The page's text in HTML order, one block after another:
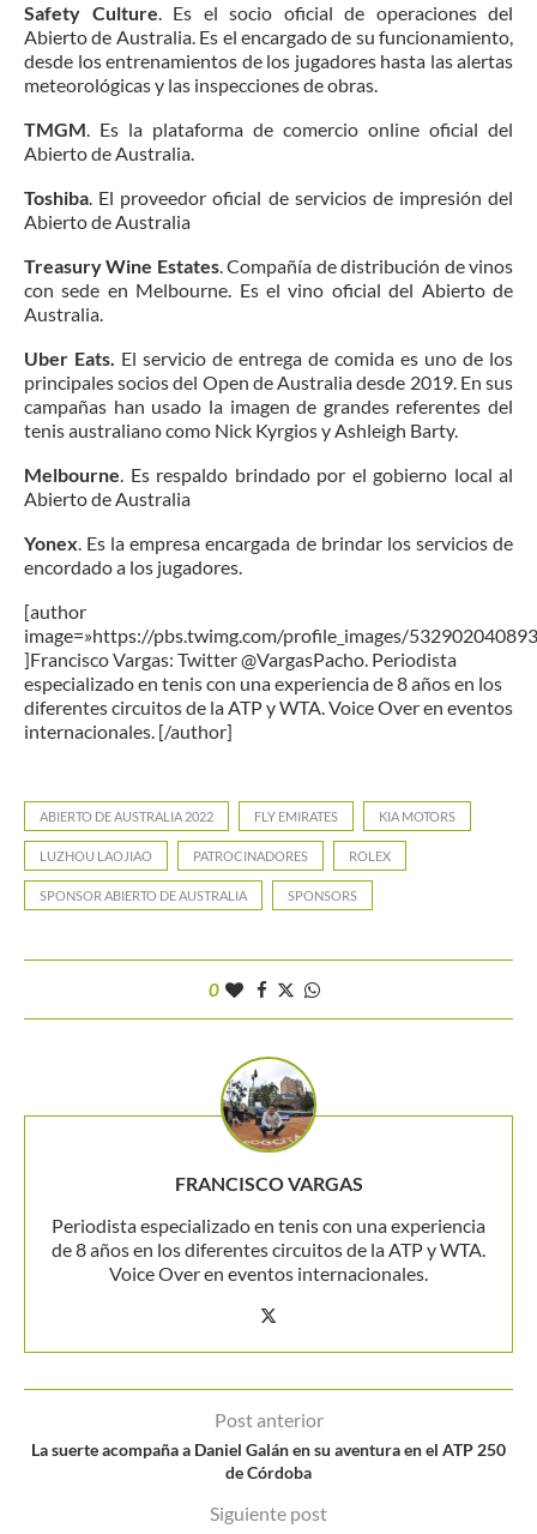
Safety Culture . Es el socio oficial de operaciones del
Abierto de Australia. Es el encargado de su funcionamiento,
desde los entrenamientos de los jugadores hasta las alertas
meteorológicas y las inspecciones de obras.
TMGM . Es la plataforma de comercio online oficial del
Abierto de Australia.
Toshiba . El proveedor oficial de servicios de impresión del
Abierto de Australia
Treasury Wine Estates. Compañía de distribución de vinos
con sede en Melbourne. Es el vino oficial del Abierto de
Australia.
Uber Eats. El servicio de entrega de comida es uno de los
principales socios del Open de Australia desde 2019. En sus
campañas han usado la imagen de grandes referentes del
tenis australiano como Nick Kyrgios y Ashleigh Barty.
Melbourne . Es respaldo brindado por el gobierno local al
Abierto de Australia
Yonex . Es la empresa encargada de brindar los servicios de
encordado a los jugadores.
[author
image=»https://pbs.twimg.com/profile_images/
]Francisco Vargas: Twitter @VargasPacho. Periodista
especializado en tenis con una experiencia de 8 años en los
diferentes circuitos de la ATP y WTA. Voice Over en eventos
internacionales. [/author]
ABIERTO DE AUSTRALIA 2022 FLY EMIRATES KIA MOTORS
LUZHOU LAOJIAO PATROCINADORES ROLEX
SPONSOR ABIERTO DE AUSTRALIA SPONSORS
0
FRANCISCO VARGAS
Periodista especializado en tenis con una experiencia
de 8 años en los diferentes circuitos de la ATP y WTA.
Voice Over en eventos internacionales.
Post anterior
La suerte acompaña a Daniel Galán en su aventura en el ATP 250
de Córdoba
Siguiente post